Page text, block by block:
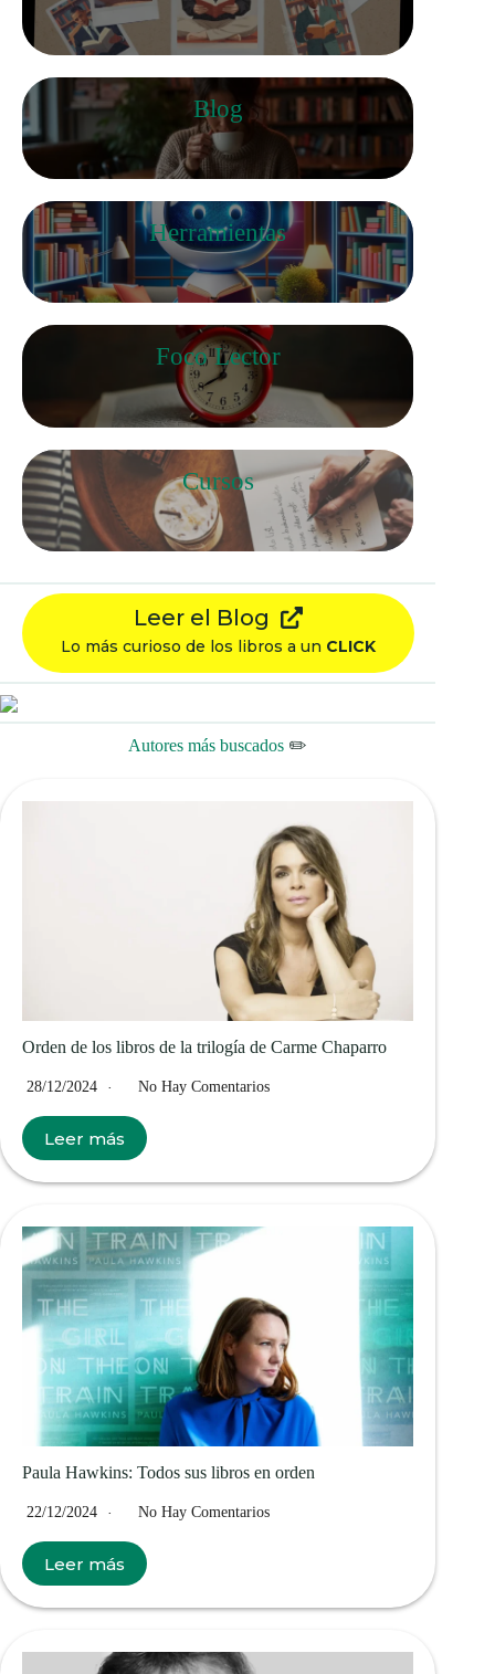
Blog
Herramientas
Foco Lector
Cursos
Leer el Blog
Lo más curioso de los libros a un CLICK
Autores más buscados ✏️
Orden de los libros de la trilogía de Carme Chaparro
28/12/2024 No Hay Comentarios
Leer más
Paula Hawkins: Todos sus libros en orden
22/12/2024 No Hay Comentarios
Leer más